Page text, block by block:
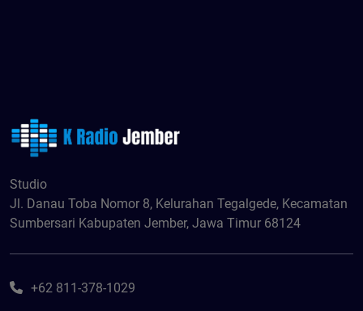
Studio
Jl. Danau Toba Nomor 8, Kelurahan Tegalgede, Kecamatan
Sumbersari Kabupaten Jember, Jawa Timur 68124
+62 811-378-1029